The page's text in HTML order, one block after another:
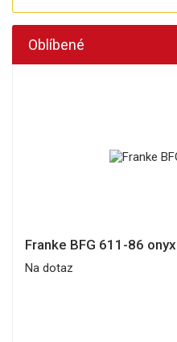
Oblíbené
Franke BFG 611-86 onyx
Na dotaz